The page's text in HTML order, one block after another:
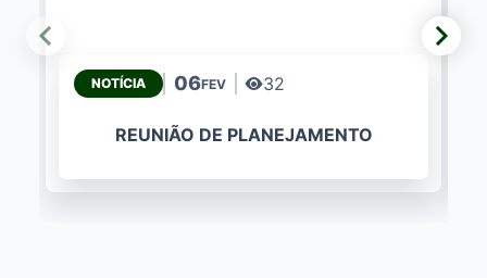
NOTÍCIA 06FEV 32
REUNIÃO DE PLANEJAMENTO